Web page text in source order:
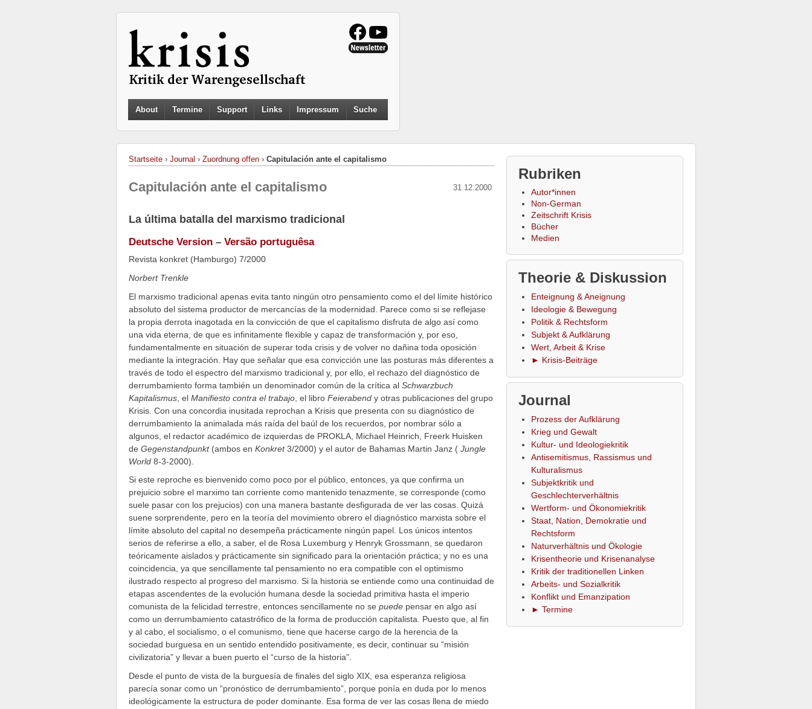
About Termine Support Links Impressum Suche
Startseite › Journal › Zuordnung offen › Capitulación ante el capitalismo
31.12.2000
Capitulación ante el capitalismo
La última batalla del marxismo tradicional
Deutsche Version – Versão portuguêsa
Revista konkret (Hamburgo) 7/2000
Norbert Trenkle
El marxismo tradicional apenas evita tanto ningún otro pensamiento como el del límite histórico
absoluto del sistema productor de mercancías de la modernidad. Parece como si se reflejase
la propia derrota inagotada en la convicción de que el capitalismo disfruta de algo así como
una vida eterna, de que es infinitamente flexible y capaz de transformación y, por eso,
fundamentalmente en situación de superar toda crisis y de volver no dañina toda oposición
mediante la integración. Hay que señalar que esa convicción une las posturas más diferentes a
través de todo el espectro del marxismo tradicional y, por ello, el rechazo del diagnóstico de
derrumbamiento forma también un denominador común de la crítica al Schwarzbuch
Kapitalismus , el Manifiesto contra el trabajo , el libro Feierabend y otras publicaciones del grupo
Krisis. Con una concordia inusitada reprochan a Krisis que presenta con su diagnóstico de
derrumbamiento la animalada más raída del baúl de los recuerdos, por nombrar sólo a
algunos, el redactor académico de izquierdas de PROKLA, Michael Heinrich, Freerk Huisken
de Gegenstandpunkt(ambos en Konkret3/2000) y el autor de Bahamas Martin Janz ( Jungle
World 8-3-2000).
Si este reproche es bienvenido como poco por el público, entonces, ya que confirma un
prejuicio sobre el marximo tan corriente como mantenido tenazmente, se corresponde (como
suele pasar con los prejucios) con una manera bastante desfigurada de ver las cosas. Quizá
suene sorprendente, pero en la teoría del movimiento obrero el diagnóstico marxista sobre el
límite absoluto del capital no desempeña prácticamente ningún papel. Los únicos intentos
serios de referirse a ello, a saber, el de Rosa Luxemburg y Henryk Grossmann, se quedaron
teóricamente aislados y prácticamente sin significado para la orientación práctica; y no es una
coincidencia, ya que sencillamente tal pensamiento no era compatible con el optimismo
ilustrado respecto al progreso del marxismo. Si la historia se entiende como una continuidad de
etapas ascendentes de la evolución humana desde la sociedad primitiva hasta el imperio
comunista de la felicidad terrestre, entonces sencillamente no se puede pensar en algo así
como un derrumbamiento catastrófico de la forma de producción capitalista. Puesto que, al fin
y al cabo, el socialismo, o el comunismo, tiene que hacerse cargo de la herencia de la
sociedad burguesa en un sentido entendido positivamente, es decir, continuar su “misión
civilizatoria” y llevar a buen puerto el “curso de la historia”.
Desde el punto de vista de la burguesía de finales del siglo XIX, esa esperanza religiosa
parecía sonar como un “pronóstico de derrumbamiento”, porque ponía en duda por lo menos
ideológicamente la estructura de poder dominante. Esa forma de ver las cosas llena de miedo
Rubriken
Autor*innen
Non-German
Zeitschrift Krisis
Bücher
Medien
Theorie & Diskussion
Enteignung & Aneignung
Ideologie & Bewegung
Politik & Rechtsform
Subjekt & Aufklärung
Wert, Arbeit & Krise
► Krisis-Beiträge
Journal
Prozess der Aufklärung
Krieg und Gewalt
Kultur- und Ideologiekritik
Antisemitismus, Rassismus und
Kulturalismus
Subjektkritik und
Geschlechterverhältnis
Wertform- und Ökonomiekritik
Staat, Nation, Demokratie und
Rechtsform
Naturverhältnis und Ökologie
Krisentheorie und Krisenanalyse
Kritik der traditionellen Linken
Arbeits- und Sozialkritik
Konflikt und Emanzipation
► Termine